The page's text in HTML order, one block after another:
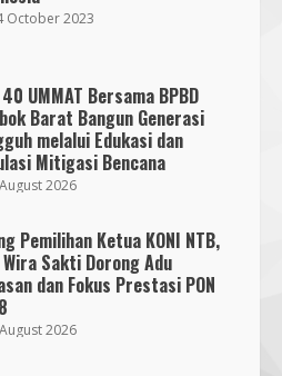
October 2023
40 UMMAT Bersama BPBD
Barat Bangun Generasi
melalui Edukasi dan
Mitigasi Bencana
2026
Pemilihan Ketua KONI NTB,
Sakti Dorong Adu
dan Fokus Prestasi PON
2026
7 Mataram Menerapkan
Based Learning pada
Class ke Destinasi Wisata
October 2023
Penyerobotan Tanah Wakaf
Kawal NTB: Sertifikat Hak